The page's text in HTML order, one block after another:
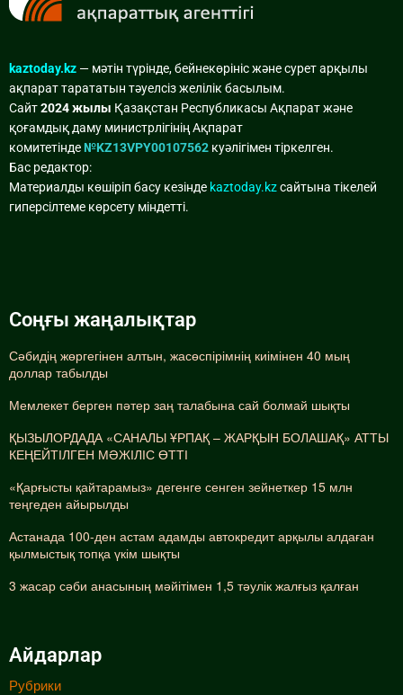
kaztoday.kz — мәтін түрінде, бейнекөрініс және сурет арқылы
ақпарат тарататын тәуелсіз желілік басылым.
Сайт2024 жылы Қазақстан Республикасы Ақпарат және
қоғамдық даму министрлігінің Ақпарат
комитетінде№KZ13VPY00107562 куәлігімен тіркелген.
Бас редактор:
Материалды көшіріп басу кезінде kaztoday.kzсайтына тікелей
гиперсілтеме көрсету міндетті.
Соңғы жаңалықтар
Сәбидің жөргегінен алтын, жасөспірімнің киімінен 40 мың
доллар табылды
Мемлекет берген пәтер заң талабына сай болмай шықты
ҚЫЗЫЛОРДАДА «САНАЛЫ ҰРПАҚ – ЖАРҚЫН БОЛАШАҚ» АТТЫ
КЕҢЕЙТІЛГЕН МӘЖІЛІС ӨТТІ
«Қарғысты қайтарамыз» дегенге сенген зейнеткер 15 млн
теңгеден айырылды
Астанада 100-ден астам адамды автокредит арқылы алдаған
қылмыстық топқа үкім шықты
3 жасар сәби анасының мәйітімен 1,5 тәулік жалғыз қалған
Айдарлар
Рубрики